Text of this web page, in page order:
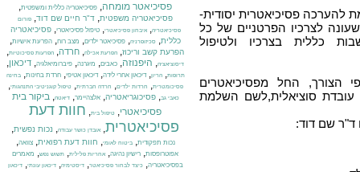
להערכה פסיכיאטרית יסודית-
לצרכיו הפרטניים של כל
כללית בצרכיו ולטיפול
הצורך, החל מפסיכיאטרים
עובדת סוציאלית,לשם השלמת
ד"ר שם דוד:
פסיכיאטר מומחה, פסיכיאטריה כללית ומשפטית,
פסיכיאטריה משפטית, ד"ר חיים שם דוד, פורום
פסיכיאטריה,איבחון פסיכיאטרי,טיפול פסיכיאטרי,פסיכיאטריה
כללית, סכיזופרניה, פסיכיאטר ילדים, מצב רוח, הפרעת אישיות,
הפרעת קשב וריכוז, הפרעת אכילה, חרדה, הפרעות פסיכוטיות,
דיסוציאציה, היפנוזה, כאבים, מיגרנה, פיברומיאלגיה, דיכאון,
תרופות,הריון,דיכאון אחרי לידה,דיכאון אטיפי,חרדת בחינות,בחינה
פסיכומטרית, חרדות ילדים, חרדה חברתית,טיפול קוגניטיבי התנהגותי,
כאבי גב,פסיכוגריאטריה,אלצהיימר,דיאטה,ביקור בית
פסיכיאטרי, טיפול בית, חוות דעת
פסיכיאטרית, אובדן כושר עבודה, נכות נפשית,
נכות תפקודית,ביטוח לאומי, חוות דעת רפואית,צוואה,
אפוטרופסות, רישיון נהיגה, אחריות פלילית, תשוש נפש, מאמרים
בפסיכיאטריה,כיצד לבחור פסיכיאטר,דיסטימיה,דיכאון עונתי,דיכאון